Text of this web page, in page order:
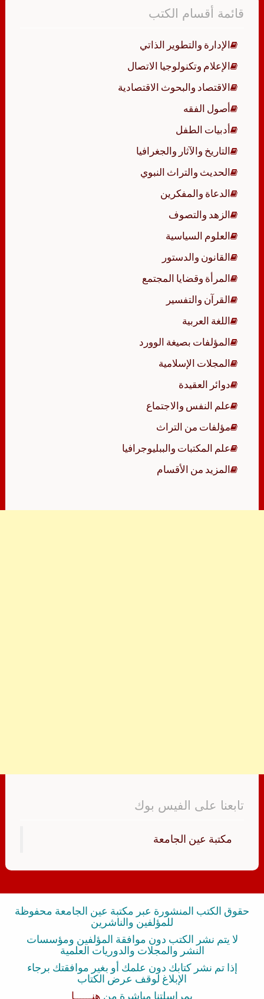
قائمة أقسام الكتب
الإدارة والتطوير الذاتي
الإعلام وتكنولوجيا الاتصال
الاقتصاد والبحوث الاقتصادية
أصول الفقه
أدبيات الطفل
التاريخ والآثار والجغرافيا
الحديث والتراث النبوي
الدعاة والمفكرين
الزهد والتصوف
العلوم السياسية
القانون والدستور
المرأة وقضايا المجتمع
القرآن والتفسير
اللغة العربية
المؤلفات بصيغة الوورد
المجلات الإسلامية
دوائر العقيدة
علم النفس والاجتماع
مؤلفات من التراث
علم المكتبات والببليوجرافيا
المزيد من الأقسام
تابعنا على الفيس بوك
‏مكتبة عين الجامعة‏
حقوق الكتب المنشورة عبر مكتبة عين الجامعة محفوظة
للمؤلفين والناشرين
لا يتم نشر الكتب دون موافقة المؤلفين ومؤسسات
النشر والمجلات والدوريات العلمية
إذا تم نشر كتابك دون علمك أو بغير موافقتك برجاء
الإبلاغ لوقف عرض الكتاب
بمراسلتنا مباشرة من هنــــــا